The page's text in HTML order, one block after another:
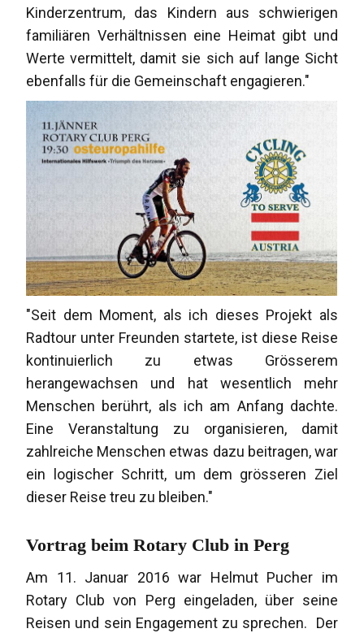
Kinderzentrum, das Kindern aus schwierigen
familiären Verhältnissen eine Heimat gibt und
Werte vermittelt, damit sie sich auf lange Sicht
ebenfalls für die Gemeinschaft engagieren."
"Seit dem Moment, als ich dieses Projekt als
Radtour unter Freunden startete, ist diese Reise
kontinuierlich zu etwas Grösserem
herangewachsen und hat wesentlich mehr
Menschen berührt, als ich am Anfang dachte.
Eine Veranstaltung zu organisieren, damit
zahlreiche Menschen etwas dazu beitragen, war
ein logischer Schritt, um dem grösseren Ziel
dieser Reise treu zu bleiben."
Vortrag beim Rotary Club in Perg
Am 11. Januar 2016 war Helmut Pucher im
Rotary Club von Perg eingeladen, über seine
Reisen und sein Engagement zu sprechen. Der